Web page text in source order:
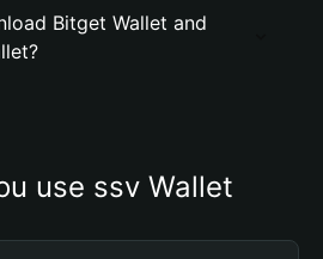
Bitget Wallet and
use ssv Wallet